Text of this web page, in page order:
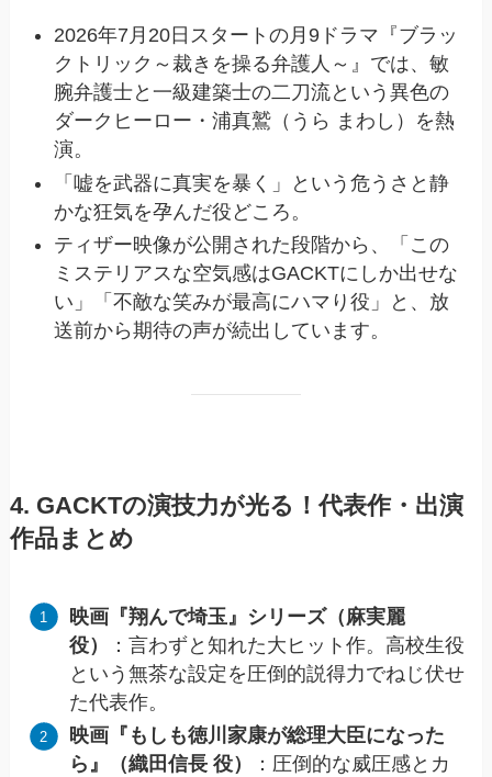
2026年7月20日スタートの月9ドラマ『ブラッ
クトリック～裁きを操る弁護人～』では、敏
腕弁護士と一級建築士の二刀流という異色の
ダークヒーロー・浦真鷲（うら まわし）を熱
演。
「嘘を武器に真実を暴く」という危うさと静
かな狂気を孕んだ役どころ。
ティザー映像が公開された段階から、「この
ミステリアスな空気感はGACKTにしか出せな
い」「不敵な笑みが最高にハマり役」と、放
送前から期待の声が続出しています。
4. GACKTの演技力が光る！代表作・出演
作品まとめ
映画『翔んで埼玉』シリーズ（麻実麗
役）
：言わずと知れた大ヒット作。高校生役
という無茶な設定を圧倒的説得力でねじ伏せ
た代表作。
映画『もしも徳川家康が総理大臣になった
ら』（織田信長 役）
：圧倒的な威圧感とカ